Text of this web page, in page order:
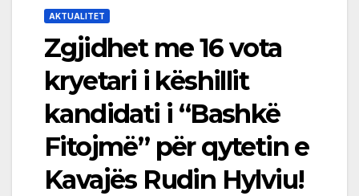
AKTUALITET
Zgjidhet me 16 vota
kryetari i këshillit
kandidati i “Bashkë
Fitojmë” për qytetin e
Kavajës Rudin Hylviu!